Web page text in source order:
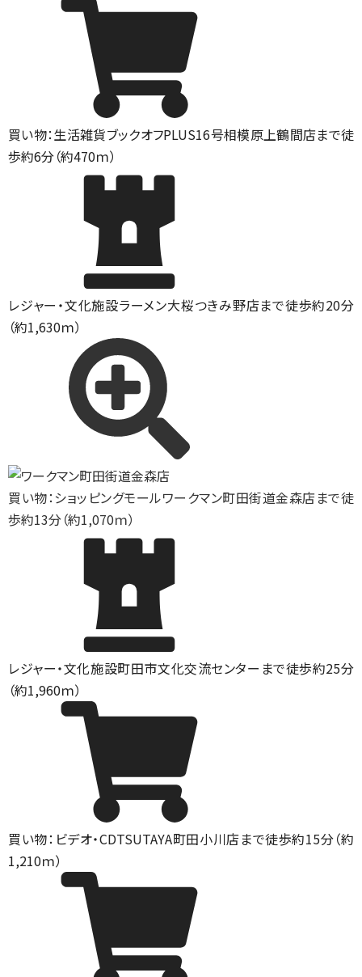
買い物：生活雑貨ブックオフPLUS16号相模原上鶴間店まで徒
歩約6分（約470ｍ）
レジャー・文化施設ラーメン大桜つきみ野店まで徒歩約20分
（約1,630ｍ）
買い物：ショッピングモールワークマン町田街道金森店まで徒
歩約13分（約1,070ｍ）
レジャー・文化施設町田市文化交流センターまで徒歩約25分
（約1,960ｍ）
買い物：ビデオ・CDTSUTAYA町田小川店まで徒歩約15分（約
1,210ｍ）